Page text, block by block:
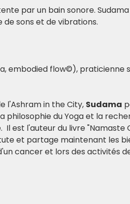
par un bain sonore.
sons et de vibrations.
embodied flow©), praticienne
l'Ashram in the City, Sudama
philosophie du Yoga et la
Il est l'auteur du livre
et partage maintenant les
cancer et lors des activités